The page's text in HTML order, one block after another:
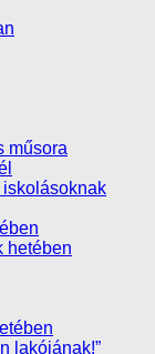
műsora
hetében
lakójának!”